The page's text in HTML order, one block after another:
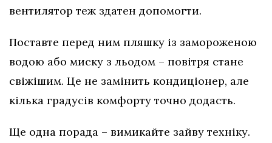
вентилятор теж здатен допомогти.
Поставте перед ним пляшку із замороженою
водою або миску з льодом – повітря стане
свіжішим. Це не замінить кондиціонер, але
кілька градусів комфорту точно додасть.
Ще одна порада – вимикайте зайву техніку.